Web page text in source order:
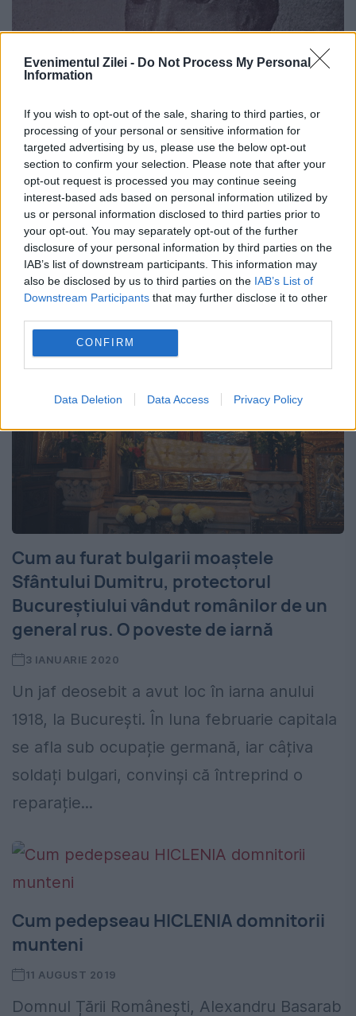
Evenimentul Zilei - Do Not Process My Personal
Information
If you wish to opt-out of the sale, sharing to third parties, or
processing of your personal or sensitive information for
targeted advertising by us, please use the below opt-out
section to confirm your selection. Please note that after your
opt-out request is processed you may continue seeing
interest-based ads based on personal information utilized by
us or personal information disclosed to third parties prior to
your opt-out. You may separately opt-out of the further
disclosure of your personal information by third parties on the
IAB’s list of downstream participants. This information may
also be disclosed by us to third parties on the IAB’s List of
Downstream Participants that may further disclose it to other
CONFIRM
Data Deletion Data Access Privacy Policy
Boala tatălui lui Basarab I
24 MARTIE 2020
Dacă mergem la izvoare, descoperim într-
un document din 26 noiembrie 1332 al
regelui Carol Robert al Ungariei, cel cu
misterioasa bătălie de la Posada, că
Basarab I, socotit întemeietorul Țării...
Cum au furat bulgarii moaștele
Sfântului Dumitru, protectorul
Bucureștiului vândut românilor de un
general rus. O poveste de iarnă
3 IANUARIE 2020
Un jaf deosebit a avut loc în iarna anului
1918, la București. În luna februarie capitala
se afla sub ocupație germană, iar câțiva
soldați bulgari, convinși că întreprind o
reparație...
Cum pedepseau HICLENIA domnitorii
munteni
11 AUGUST 2019
Domnul Țării Românești, Alexandru Basarab